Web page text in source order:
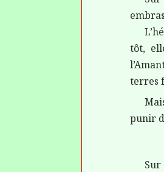
tôt,
terres
punir
Sur